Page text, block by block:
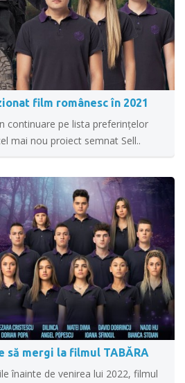
film românesc în 2021
continuare pe lista preferințelor
mai nou proiect semnat Sell..
să mergi la filmul TABĂRA
înainte de venirea lui 2022, filmul